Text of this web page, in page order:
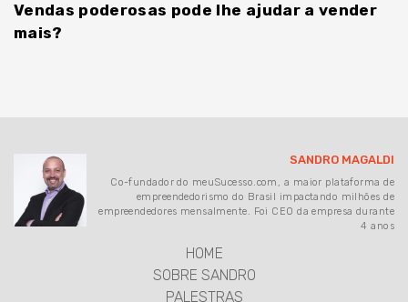
Vendas poderosas pode lhe ajudar a vender
mais?
SANDRO MAGALDI
Co-fundador do meuSucesso.com, a maior plataforma de
empreendedorismo do Brasil impactando milhões de
empreendedores mensalmente. Foi CEO da empresa durante
4 anos
HOME
SOBRE SANDRO
PALESTRAS